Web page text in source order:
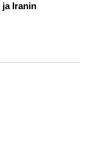
ja Iranin